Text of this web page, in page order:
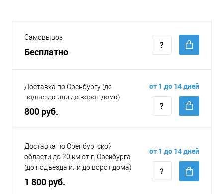
Самовывоз
Бесплатно
Доставка по Оренбургу (до
подъезда или до ворот дома)
800 руб.
от 1 до 14 дней
Доставка по Оренбургской
области до 20 км от г. Оренбурга
(до подъезда или до ворот дома)
1 800 руб.
от 1 до 14 дней